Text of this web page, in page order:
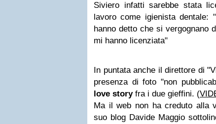
Siviero infatti sarebbe stata
lavoro come igienista dentale:
hanno detto che si vergognano
mi hanno licenziata"
In puntata anche il direttore di
presenza di foto "non
love storyfra i due gieffini. (
Ma il web non ha creduto alla
suo blog Davide Maggio